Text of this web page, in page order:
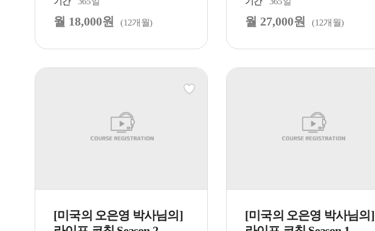
월 18,000원 (12개월) 월 27,000원 (12개월)
[미국의 오은영 박사님의]
[미국의 오은영 박사님의]